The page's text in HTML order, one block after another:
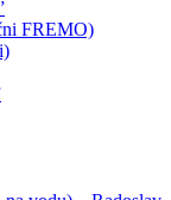
FREMO)